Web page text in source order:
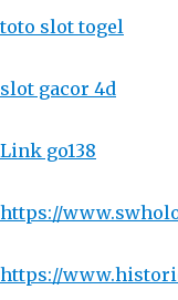
toto slot togel
slot gacor 4d
Link go138
https://
https://